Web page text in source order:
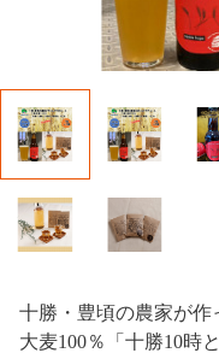
十勝・豊頃の農家が作
大麦100％「十勝10時